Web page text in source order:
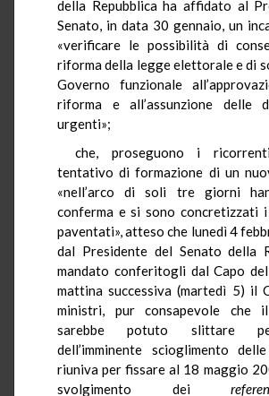
della Repubblica ha affidato al
Senato, in data 30 gennaio, un
«verificare le possibilità di
riforma della legge elettorale e di
Governo funzionale
riforma e all’assunzione delle
urgenti»;
che, proseguono i
tentativo di formazione di un
«nell’arco di soli tre giorni
conferma e si sono concretizzati
paventati», atteso che lunedì 4
dal Presidente del Senato della
mandato conferitogli dal Capo
mattina successiva (martedì 5) il
ministri, pur consapevole che
sarebbe potuto slittare
dell’imminente scioglimento
riuniva per fissare al 18 maggio
svolgimento dei